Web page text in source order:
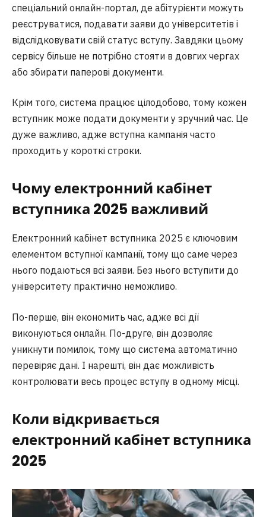
спеціальний онлайн-портал, де абітурієнти можуть
реєструватися, подавати заяви до університетів і
відслідковувати свій статус вступу. Завдяки цьому
сервісу більше не потрібно стояти в довгих чергах
або збирати паперові документи.
Крім того, система працює цілодобово, тому кожен
вступник може подати документи у зручний час. Це
дуже важливо, адже вступна кампанія часто
проходить у короткі строки.
Чому електронний кабінет
вступника 2025 важливий
Електронний кабінет вступника 2025 є ключовим
елементом вступної кампанії, тому що саме через
нього подаються всі заяви. Без нього вступити до
університету практично неможливо.
По-перше, він економить час, адже всі дії
виконуються онлайн. По-друге, він дозволяє
уникнути помилок, тому що система автоматично
перевіряє дані. І нарешті, він дає можливість
контролювати весь процес вступу в одному місці.
Коли відкривається
електронний кабінет вступника
2025